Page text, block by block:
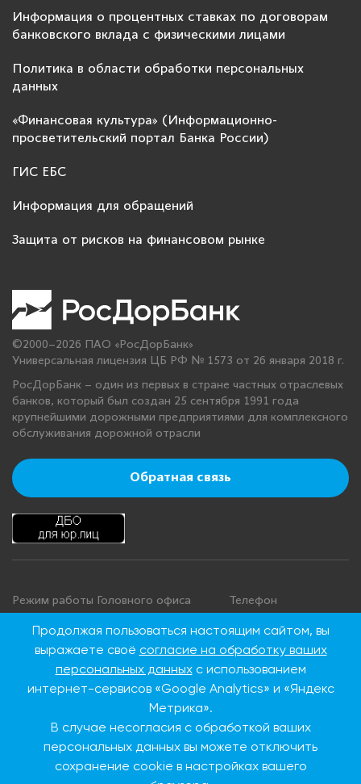
Информация о процентных ставках по договорам
банковского вклада с физическими лицами
Политика в области обработки персональных
данных
«Финансовая культура» (Информационно-
просветительский портал Банка России)
ГИС ЕБС
Информация для обращений
Защита от рисков на финансовом рынке
©2000–2026 ПАО «РосДорБанк»
Универсальная лицензия ЦБ РФ № 1573 от 26 января 2018 г.
РосДорБанк – один из первых в стране частных отраслевых
банков, который был создан 25 сентября 1991 года
крупнейшими дорожными предприятиями для комплексного
обслуживания дорожной отрасли
Обратная связь
Режим работы Головного офиса
Понедельник - четверг: с 9:00 до
18:00
Суббота, воскресенье: выходные
Телефон
+7 495 276 00 22
8 800 100 00 22
России)
115093, г. Москва, ул.
Продолжая пользоваться настоящим сайтом, вы
выражаете своё согласие на обработку ваших
персональных данныхс использованием
интернет-сервисов «Google Analytics» и «Яндекс
Метрика».
В случае несогласия с обработкой ваших
персональных данных вы можете отключить
сохранение cookie в настройках вашего